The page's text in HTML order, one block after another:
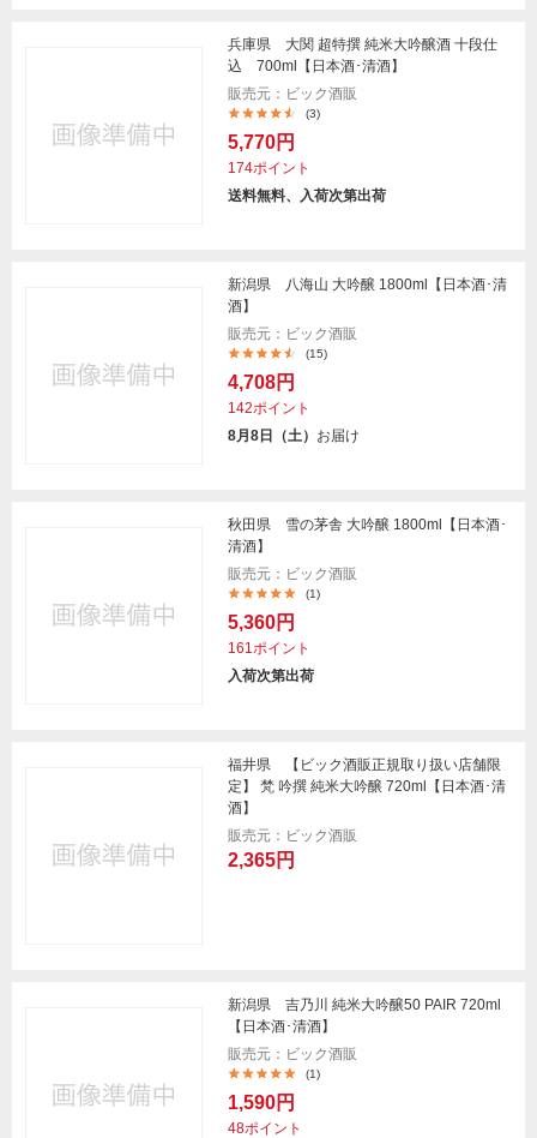
兵庫県 大関 超特撰 純米大吟醸酒 十段仕
込 700ml【日本酒･清酒】
販売元：ビック酒販
(3)
5,770円
174ポイント
送料無料、入荷次第出荷
新潟県 八海山 大吟醸 1800ml【日本酒･清
酒】
販売元：ビック酒販
(15)
4,708円
142ポイント
8月8日（土） お届け
秋田県 雪の茅舎 大吟醸 1800ml【日本酒･
清酒】
販売元：ビック酒販
(1)
5,360円
161ポイント
入荷次第出荷
福井県 【ビック酒販正規取り扱い店舗限
定】 梵 吟撰 純米大吟醸 720ml【日本酒･清
酒】
販売元：ビック酒販
2,365円
新潟県 吉乃川 純米大吟醸50 PAIR 720ml
【日本酒･清酒】
販売元：ビック酒販
(1)
1,590円
48ポイント